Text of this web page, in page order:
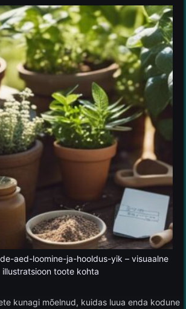
aed-loomine-ja-hooldus-yik – visuaalne
illustratsioon toote kohta
kunagi mõelnud, kuidas luua enda kodune